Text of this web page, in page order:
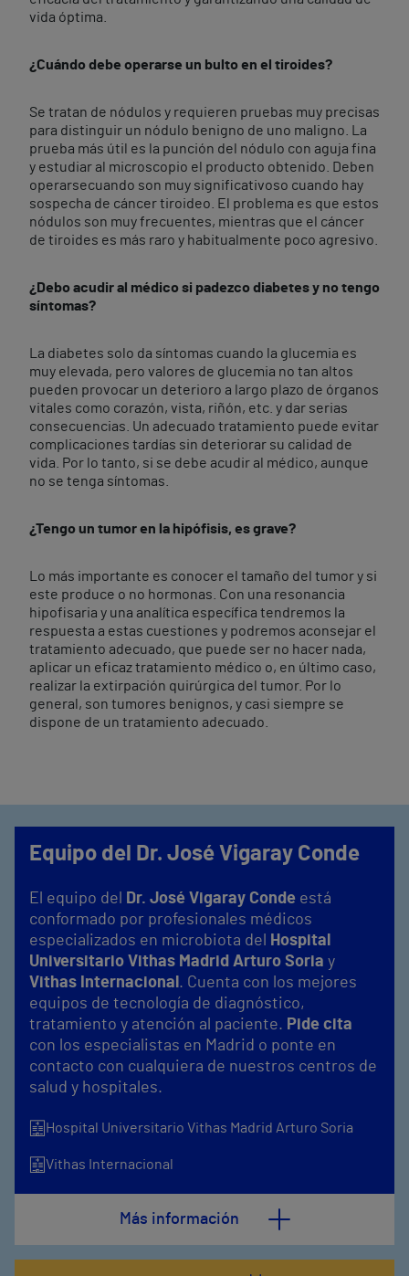
vida óptima.
¿Cuándo debe operarse un bulto en el tiroides?
Se tratan de nódulos y requieren pruebas muy precisas
para distinguir un nódulo benigno de uno maligno. La
prueba más útil es la punción del nódulo con aguja fina
y estudiar al microscopio el producto obtenido. Deben
operarsecuando son muy significativoso cuando hay
sospecha de cáncer tiroideo. El problema es que estos
nódulos son muy frecuentes, mientras que el cáncer
de tiroides es más raro y habitualmente poco agresivo.
¿Debo acudir al médico si padezco diabetes y no tengo
síntomas?
La diabetes solo da síntomas cuando la glucemia es
muy elevada, pero valores de glucemia no tan altos
pueden provocar un deterioro a largo plazo de órganos
vitales como corazón, vista, riñón, etc. y dar serias
consecuencias. Un adecuado tratamiento puede evitar
complicaciones tardías sin deteriorar su calidad de
vida. Por lo tanto, si se debe acudir al médico, aunque
no se tenga síntomas.
¿Tengo un tumor en la hipófisis, es grave?
Lo más importante es conocer el tamaño del tumor y si
este produce o no hormonas. Con una resonancia
hipofisaria y una analítica específica tendremos la
respuesta a estas cuestiones y podremos aconsejar el
tratamiento adecuado, que puede ser no hacer nada,
aplicar un eficaz tratamiento médico o, en último caso,
realizar la extirpación quirúrgica del tumor. Por lo
general, son tumores benignos, y casi siempre se
dispone de un tratamiento adecuado.
Equipo del Dr. José Vigaray Conde
El equipo del Dr. José Vigaray Conde está
conformado por profesionales médicos
especializados en microbiota del
Hospital
Universitario Vithas Madrid Arturo Soria y
Vithas Internacional . Cuenta con los mejores
equipos de tecnología de diagnóstico,
tratamiento y atención al paciente. Pide cita
con los especialistas en Madrid o ponte en
contacto con cualquiera de nuestros centros de
salud y hospitales.
Hospital Universitario Vithas Madrid Arturo Soria
Vithas Internacional
Más información